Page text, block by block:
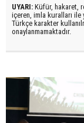
UYARI: Küfür, hakaret,
içeren, imla kuralları ile
Türkçe karakter
onaylanmamaktadır.